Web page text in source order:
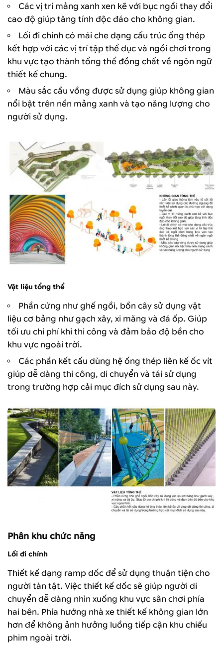
Các vị trí mảng xanh xen kẽ với bục ngồi thay đổi
cao độ giúp tăng tính độc đáo cho không gian.
Lối đi chính có mái che dạng cấu trúc ống thép
kết hợp với các vị trí tập thể dục và ngồi chơi trong
khu vực tạo thành tổng thể đồng chất về ngôn ngữ
thiết kế chung.
Màu sắc cầu vồng được sử dụng giúp không gian
nổi bật trên nền mảng xanh và tạo năng lượng cho
người sử dụng.
Vật liệu tổng thể
Phần cứng như ghế ngồi, bồn cây sử dụng vật
liệu cơ bảng như gạch xây, xi măng và đá ốp. Giúp
tối ưu chi phí khi thi công và đảm bảo độ bền cho
khu vực ngoài trời.
Các phần kết cấu dùng hệ ống thép liên kế ốc vít
giúp dễ dàng thi công, di chuyển và tái sử dụng
trong trường hợp cải mục đích sử dụng sau này.
Phân khu chức năng
Lối đi chính
Thiết kế dạng ramp dốc để sử dụng thuận tiện cho
người tàn tật. Việc thiết kế dốc sẽ giúp người di
chuyển dễ dàng nhìn xuống khu vực sân chơi phía
hai bên. Phía hướng nhà xe thiết kế không gian lớn
hơn để không ảnh hưởng luồng tiếp cận khu chiếu
phim ngoài trời.